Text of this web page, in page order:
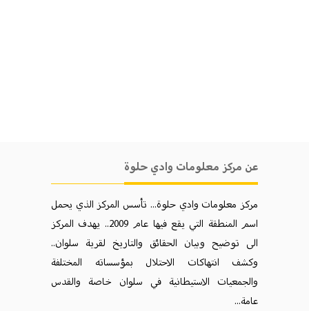
عن مركز معلومات وادي حلوة
مركز معلومات وادي حلوة... تأسس المركز الذي يحمل
اسم المنطقة التي يقع فيها عام 2009.. يهدف المركز
الی توضيح وبيان الحقائق والتاريخ لقرية سلوان..
وكشف انتهاكات الاحتلال بمؤسساته المختلفة
والجمعيات الاستيطانية في سلوان خاصة والقدس
عامة...